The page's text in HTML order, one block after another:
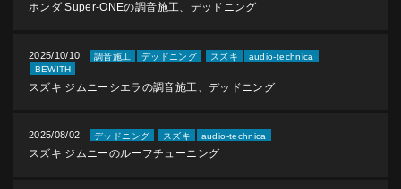
ホンダ Super-ONEの調音施工、デッドニング
2025/10/10 調音施工 デッドニング スズキ
audio-technica
BEWITH
スズキ ジムニーシエラの調音施工、デッドニング
2025/08/02 デッドニング スズキ audio-technica
スズキ ジムニーのルーフチューニング